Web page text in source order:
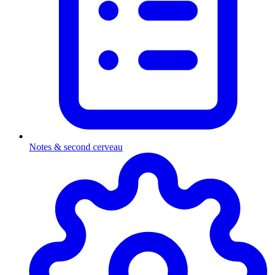
Notes & second cerveau